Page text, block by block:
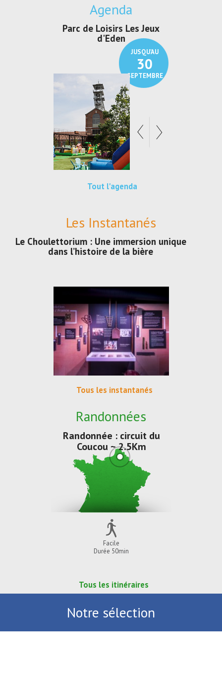
Agenda
JUSQU'AU
30
SEPTEMBRE
Parc de Loisirs Les Jeux
d'Eden
Tout l'agenda
Les Instantanés
Le Choulettorium : Une immersion unique
dans l’histoire de la bière
Tous les instantanés
Randonnées
Randonnée : circuit du
Coucou ~ 2.5Km
Facile
Durée 50min
Tous les itinéraires
Notre sélection